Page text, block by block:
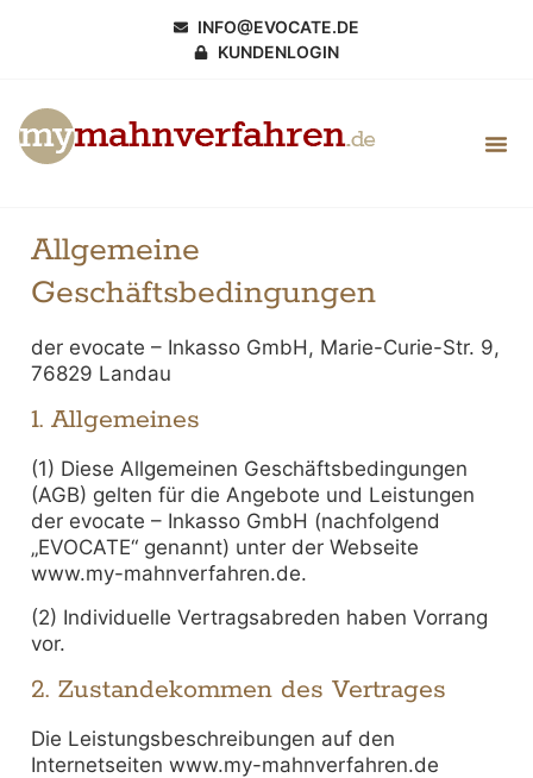
INFO@EVOCATE.DE
KUNDENLOGIN
Allgemeine
Geschäftsbedingungen
der evocate – Inkasso GmbH, Marie-Curie-Str. 9,
76829 Landau
1. Allgemeines
(1) Diese Allgemeinen Geschäftsbedingungen
(AGB) gelten für die Angebote und Leistungen
der evocate – Inkasso GmbH (nachfolgend
„EVOCATE“ genannt) unter der Webseite
www.my-mahnverfahren.de.
(2) Individuelle Vertragsabreden haben Vorrang
vor.
2. Zustandekommen des Vertrages
Die Leistungsbeschreibungen auf den
Internetseiten www.my-mahnverfahren.de